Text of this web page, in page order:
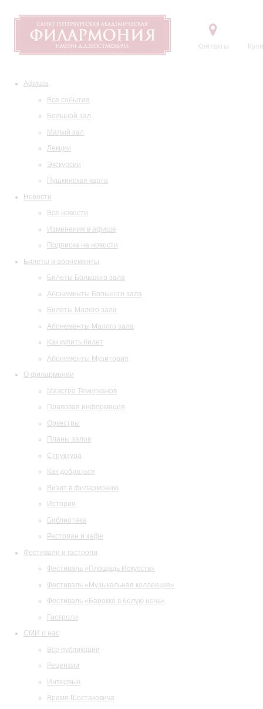
Контакты
Афиша
Все события
Большой зал
Малый зал
Лекции
Экскурсии
Пушкинская карта
Новости
Все новости
Изменения в афише
Подписка на новости
Билеты и абонементы
Билеты Большого зала
Абонементы Большого зала
Билеты Малого зала
Абонементы Малого зала
Как купить билет
Абонементы Музитория
О филармонии
Маэстро Темирканов
Правовая информация
Оркестры
Планы залов
Структура
Как добраться
Визит в филармонию
История
Библиотека
Ресторан и кафе
Фестивали и гастроли
Фестиваль «Площадь Искусств»
Фестиваль «Музыкальная коллекция»
Фестиваль «Барокко в белую ночь»
Гастроли
СМИ о нас
Все публикации
Рецензии
Интервью
Время Шостаковича